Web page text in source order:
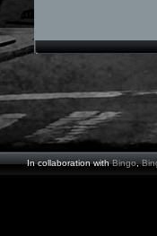
In collaboration withBingo,